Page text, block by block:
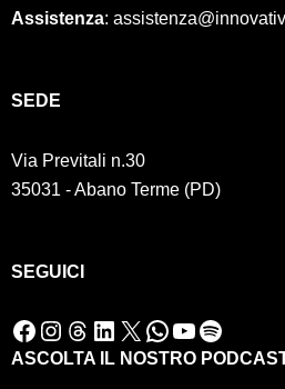
Assistenza:
SED E
Via Previtali n.30
35031 - Abano Terme (PD)
SEGUICI
Facebook Instagram Threads LinkedIn X WhatsApp YouTube Spotify
ASCOLTA IL NOSTRO